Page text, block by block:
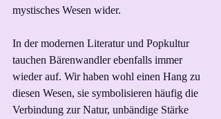
mystisches Wesen wider.
In der modernen Literatur und Popkultur
tauchen Bärenwandler ebenfalls immer
wieder auf. Wir haben wohl einen Hang zu
diesen Wesen, sie symbolisieren häufig die
Verbindung zur Natur, unbändige Stärke